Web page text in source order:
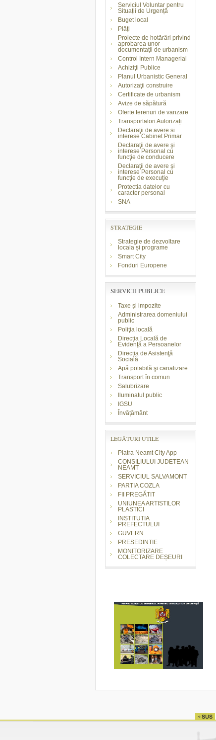
Serviciul Voluntar pentru
Situații de Urgență
Buget local
Plăți
Proiecte de hotărâri privind
aprobarea unor
documentaţii de urbanism
Control Intern Managerial
Achiziţii Publice
Planul Urbanistic General
Autorizaţii construire
Certificate de urbanism
Avize de săpătură
Oferte terenuri de vanzare
Transportatori Autorizați
Declaraţii de avere si
interese Cabinet Primar
Declaraţii de avere şi
interese Personal cu
funcţie de conducere
Declaraţii de avere şi
interese Personal cu
funcţie de execuţie
Protectia datelor cu
caracter personal
SNA
STRATEGIE
Strategie de dezvoltare
locala și programe
Smart City
Fonduri Europene
SERVICII PUBLICE
Taxe și impozite
Administrarea domeniului
public
Poliţia locală
Direcția Locală de
Evidenţă a Persoanelor
Direcția de Asistenţă
Socială
Apă potabilă şi canalizare
Transport în comun
Salubrizare
Iluminatul public
IGSU
Învățământ
LEGĂTURI UTILE
Piatra Neamt City App
CONSILIULUI JUDETEAN
NEAMT
SERVICIUL SALVAMONT
PARTIA COZLA
FII PREGĂTIT
UNIUNEA ARTISTILOR
PLASTICI
INSTITUTIA
PREFECTULUI
GUVERN
PRESEDINTIE
MONITORIZARE
COLECTARE DEȘEURI